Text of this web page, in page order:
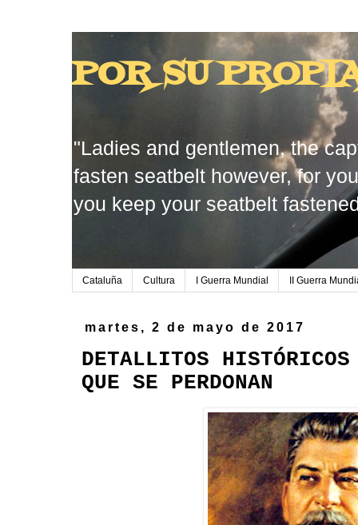
POR SU
"Ladies and gentlemen, the
fasten seatbelt however, for
you keep your seatbelt
Cataluña Cultura I Guerra Mundial II Guerra
martes, 2 de mayo de 2017
DETALLITOS
QUE SE PERDONAN